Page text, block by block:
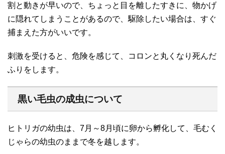
割と動きが早いので、ちょっと目を離したすきに、物かげ
に隠れてしまうことがあるので、駆除したい場合は、すぐ
捕まえた方がいいです。
刺激を受けると、危険を感じて、コロンと丸くなり死んだ
ふりをします。
黒い毛虫の成虫について
ヒトリガの幼虫は、7月～8月頃に卵から孵化して、毛むく
じゃらの幼虫のままで冬を越します。